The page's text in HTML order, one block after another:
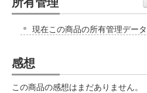
現在この商品の所有管理データ
感想
この商品の感想はまだありません。